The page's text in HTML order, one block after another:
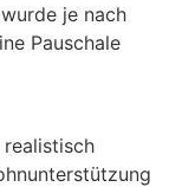
je nach
Pauschale